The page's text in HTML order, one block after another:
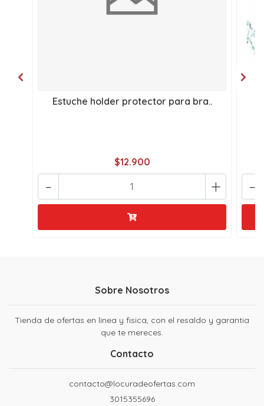
Estuche holder protector para bra..
$12.900
+
- -
Sobre Nosotros
Tienda de ofertas en linea y fisica, con el resaldo y garantia
que te mereces.
Contacto
contacto@locuradeofertas.com
3015355696